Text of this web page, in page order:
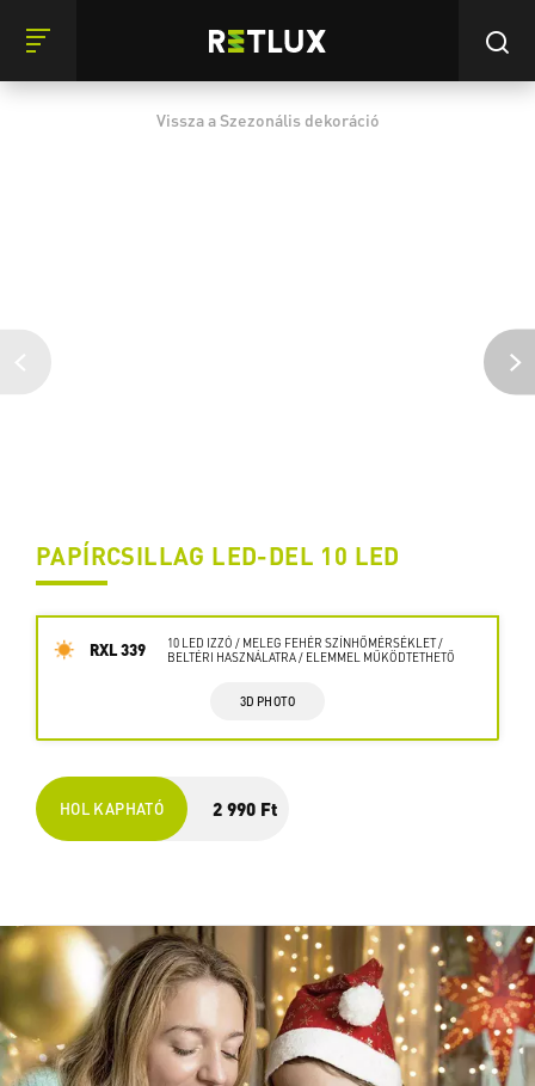
Vissza a Szezonális dekoráció
PAPÍRCSILLAG LED-DEL 10 LED
RXL 339
10 LED IZZÓ / MELEG FEHÉR SZÍNHŐMÉRSÉKLET /
BELTÉRI HASZNÁLATRA / ELEMMEL MŰKÖDTETHETŐ
3D PHOTO
HOL KAPHATÓ 2 990 Ft